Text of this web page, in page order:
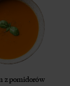
z pomidorów